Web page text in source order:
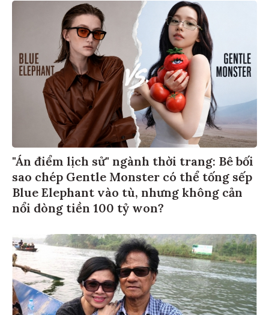
"Án điểm lịch sử" ngành thời trang: Bê bối
sao chép Gentle Monster có thể tống sếp
Blue Elephant vào tù, nhưng không cản
nổi dòng tiền 100 tỷ won?